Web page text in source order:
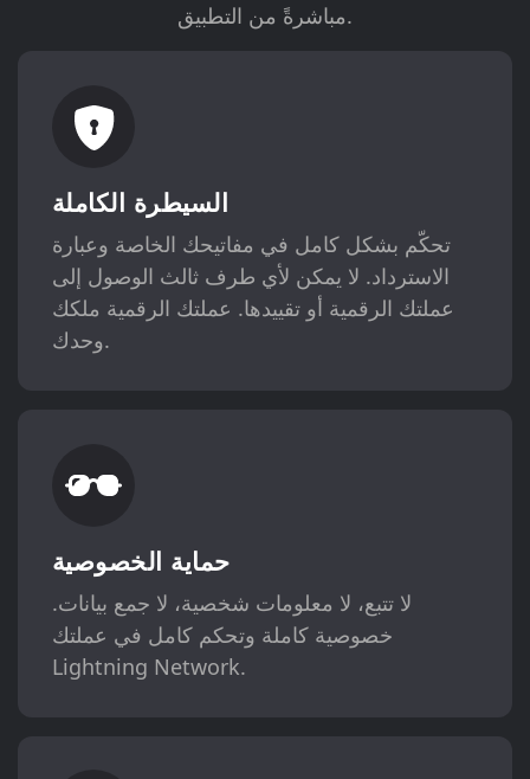
مباشرةً من التطبيق.
السيطرة الكاملة
تحكّم بشكل كامل في مفاتيحك الخاصة وعبارة
الاسترداد. لا يمكن لأي طرف ثالث الوصول إلى
عملتك الرقمية أو تقييدها. عملتك الرقمية ملكك
وحدك.
حماية الخصوصية
لا تتبع، لا معلومات شخصية، لا جمع بيانات.
خصوصية كاملة وتحكم كامل في عملتك
Lightning Network.